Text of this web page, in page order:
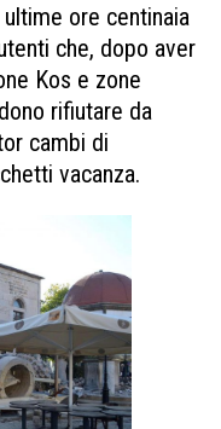
ore centinaia
che, dopo aver
Kos e zone
rifiutare da
cambi di
vacanza.